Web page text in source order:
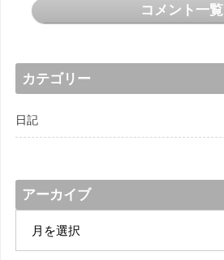
コメント一覧
カテゴリー
日記
アーカイブ
カ